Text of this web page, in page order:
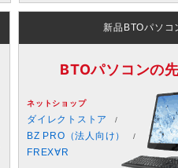
新品BTOパソコ
BTOパソコンの
ネットショップ
ダイレクトストア
BZ PRO（法人向け）
FREX∀R